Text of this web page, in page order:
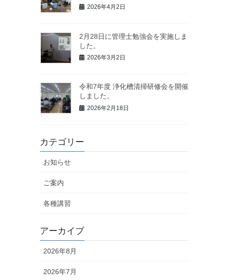
2026年4月2日
2月28日に管理士勉強会を実施しま
した。
2026年3月2日
令和7年度 浄化槽清掃研修会を開催
しました。
2026年2月18日
カテゴリー
お知らせ
ご案内
各種講習
アーカイブ
2026年8月
2026年7月